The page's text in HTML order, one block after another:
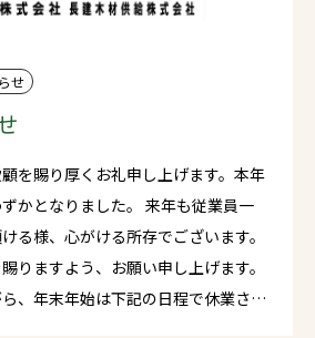
せ
を賜り厚くお礼申し上げます。本年
ました。 来年も従業員一
る様、心がける所存でございます。
りますよう、お願い申し上げます。
、年末年始は下記の日程で休業させ